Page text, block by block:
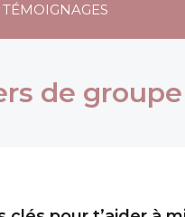
TÉMOIGNAGES
de groupe